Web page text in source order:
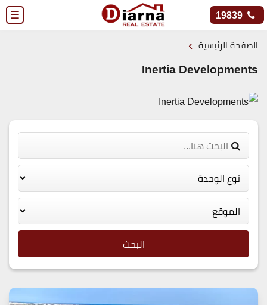
☰ 19839
الصفحة الرئيسية ›
Inertia Developments
البحث